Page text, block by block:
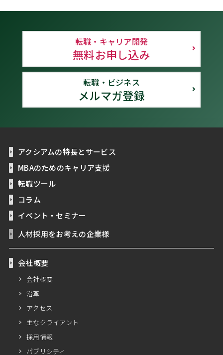
転職・キャリア開発
無料お申し込み
転職・ビジネス
メルマガ登録
アクシアムの特長とサービス
MBAのためのキャリア支援
転職ツール
コラム
イベント・セミナー
人材採用をお考えの企業様
会社概要
会社概要
沿革
アクセス
主なクライアント
採用情報
パブリシティ